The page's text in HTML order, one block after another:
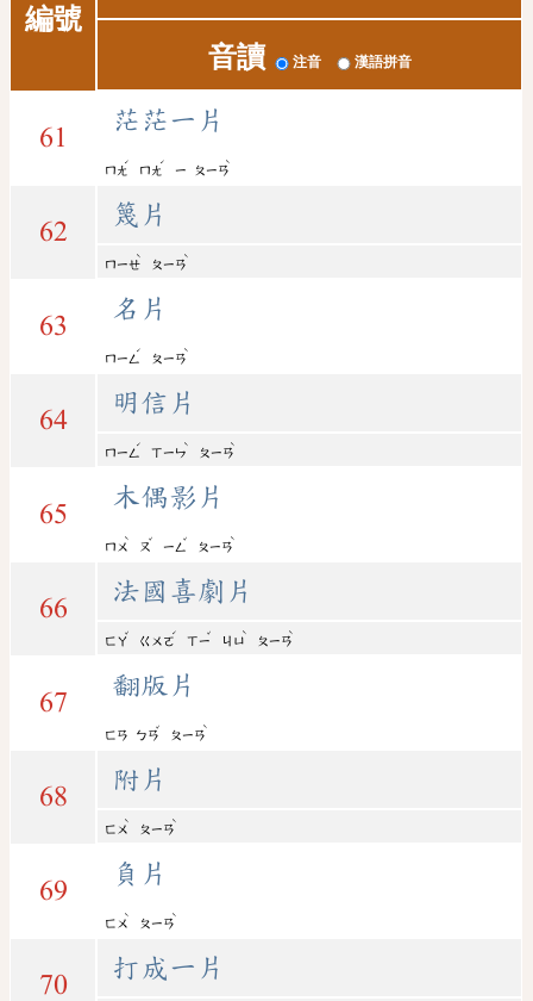
編號
音讀 注音 漢語拼音
61
茫茫一片
ㄇㄤ
ˊ
ㄇㄤ
ˊ
ㄧ ㄆㄧㄢ
ˋ
62
篾片
ㄇㄧㄝ
ˋ
ㄆㄧㄢ
ˋ
63
名片
ㄇㄧㄥ
ˊ
ㄆㄧㄢ
ˋ
64
明信片
ㄇㄧㄥ
ˊ
ㄒㄧㄣ
ˋ
ㄆㄧㄢ
ˋ
65
木偶影片
ㄇㄨ
ˋ
ㄡ
ˇ
ㄧㄥ
ˇ
ㄆㄧㄢ
ˋ
66
法國喜劇片
ㄈㄚ
ˇ
ㄍㄨㄛ
ˊ
ㄒㄧ
ˇ
ㄐㄩ
ˋ
ㄆㄧㄢ
ˋ
67
翻版片
ㄈㄢ ㄅㄢ
ˇ
ㄆㄧㄢ
ˋ
68
附片
ㄈㄨ
ˋ
ㄆㄧㄢ
ˋ
69
負片
ㄈㄨ
ˋ
ㄆㄧㄢ
ˋ
70
打成一片